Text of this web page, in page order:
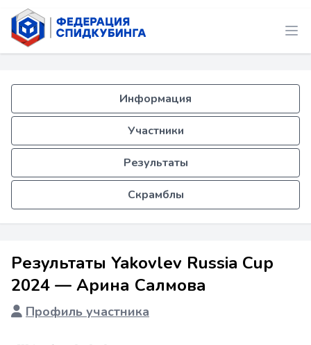
Информация
Участники
Результаты
Скрамблы
Результаты Yakovlev Russia Cup
2024 — Арина Салмова
Профиль участника